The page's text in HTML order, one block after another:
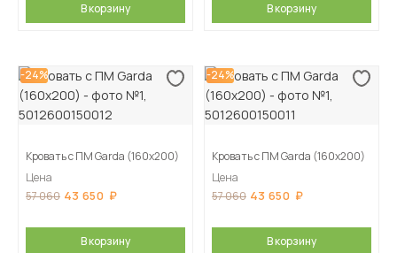
В корзину В корзину
-24%
Кровать с ПМ Garda (160х200)
Цена
57 060 43 650
В корзину
-24%
Кровать с ПМ Garda (160х200)
Цена
57 060 43 650
В корзину